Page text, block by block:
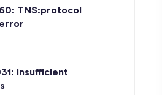
TNS:protocol
insufficient